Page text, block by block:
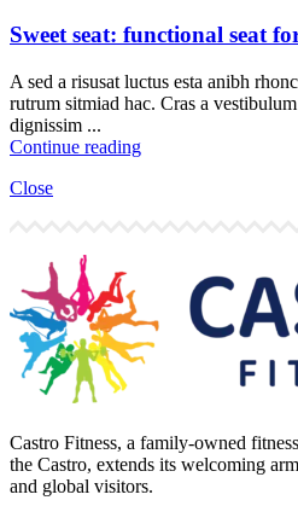
Sweet seat: functional seat
A sed a risusat luctus esta anibh
rutrum sitmiad hac. Cras a
dignissim ...
Continue reading
Close
Castro Fitness, a family-owned
the Castro, extends its welcoming
and global visitors.